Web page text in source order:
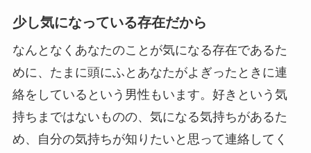
少し気になっている存在だから
なんとなくあなたのことが気になる存在であるた
めに、たまに頭にふとあなたがよぎったときに連
絡をしているという男性もいます。好きという気
持ちまではないものの、気になる気持ちがあるた
め、
自分の気持ちが知りたい と思って連絡してく